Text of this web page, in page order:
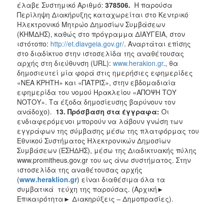
έλαβε Συστημικό Αριθμό: 378506. Η παρούσα
Περίληψη Διακήρυξης καταχωρείται στο Κεντρικό
Ηλεκτρονικό Μητρώο Δημοσίων Συμβάσεων
(ΚΗΜΔΗΣ), καθώς στο πρόγραμμα ΔΙΑΥΓΕΙΑ, στον
ιστότοπο: http://et.diavgeia.gov.gr/. Αναρτάται επίσης
στο διαδίκτυο στην ιστοσελίδα της αναθέτουσας
αρχής στη διεύθυνση (URL): www.herakion.gr., θα
δημοσιευτεί μία φορά στις ημερήσιες εφημερίδες
«ΝΕΑ ΚΡΗΤΗ» και «ΠΑΤΡΙΣ», στην εβδομαδιαία
εφημερίδα του νομού Ηρακλείου «ΑΠΟΨΗ ΤΟΥ
ΝΟΤΟΥ». Τα έξοδα δημοσίευσης βαρύνουν τον
ανάδοχο). 13. Πρόσβαση στα έγγραφα: Οι
ενδιαφερόμενοι μπορούν να λάβουν γνώση των
εγγράφων της σύμβασης μέσω της πλατφόρμας του
Εθνικού Συστήματος Ηλεκτρονικών Δημοσίων
Συμβάσεων (ΕΣΗΔΗΣ), μέσω της Διαδικτυακής πύλης
www.promitheus.gov.gr του ως άνω συστήματος. Στην
ιστοσελίδα της αναθέτουσας αρχής
(www.heraklion.gr) είναι διαθέσιμα όλα τα
συμβατικά τεύχη της παρούσας. (Αρχική►
Επικαιρότητα► Διακηρύξεις – Δημοπρασίες).